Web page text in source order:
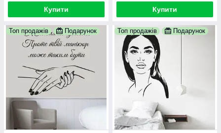
Купити Купити
Топ продажів Подарунок Топ продажів Подарунок